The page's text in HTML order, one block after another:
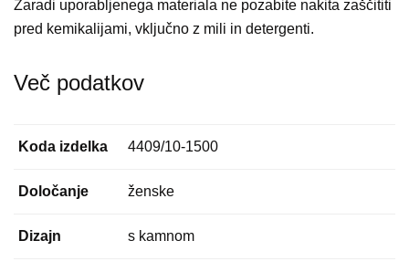
Zaradi uporabljenega materiala ne pozabite nakita zaščititi
pred kemikalijami, vključno z mili in detergenti.
Več podatkov
Koda izdelka 4409/10-1500
Določanje ženske
Dizajn s kamnom